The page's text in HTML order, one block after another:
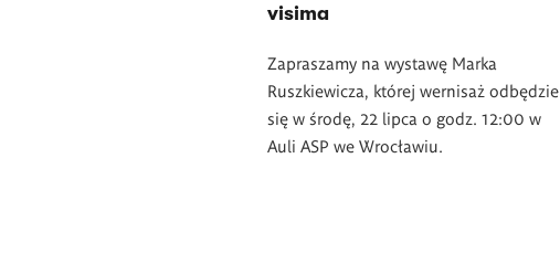
visima
Zapraszamy na wystawę Marka
Ruszkiewicza, której wernisaż odbędzie
się w środę, 22 lipca o godz. 12:00 w
Auli ASP we Wrocławiu.